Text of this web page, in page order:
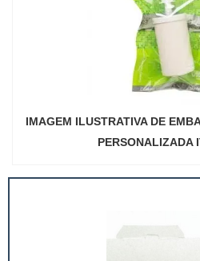
IMAGEM ILUSTRATIVA DE
PERSONALIZADA